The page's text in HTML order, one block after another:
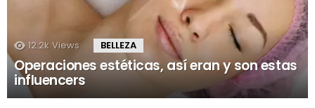
12.2k Views BELLEZA
Operaciones estéticas, así eran y son estas
influencers